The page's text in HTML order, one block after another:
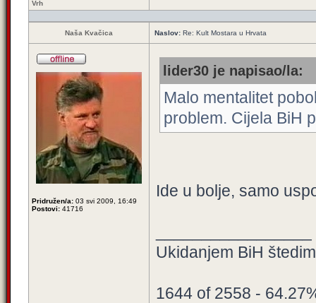
Vrh
Naša Kvačica Naslov: Re: Kult Mostara u Hrvata
Pridružen/a: 03 svi 2009, 16:49
Postovi: 41716
lider30 je napisao/la:
Malo mentalitet
problem. Cijela BiH
Ide u bolje, samo
Ukidanjem BiH
1644 of 2558 -